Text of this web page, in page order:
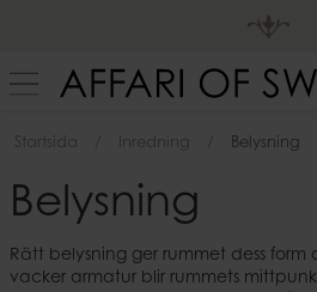
Startsida Inredning Belysning
Belysning
Rätt belysning ger rummet dess form
vacker armatur blir rummets